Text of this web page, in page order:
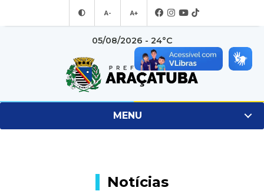
A- A+
05/08/2026 - 24°C
MENU
Notícias